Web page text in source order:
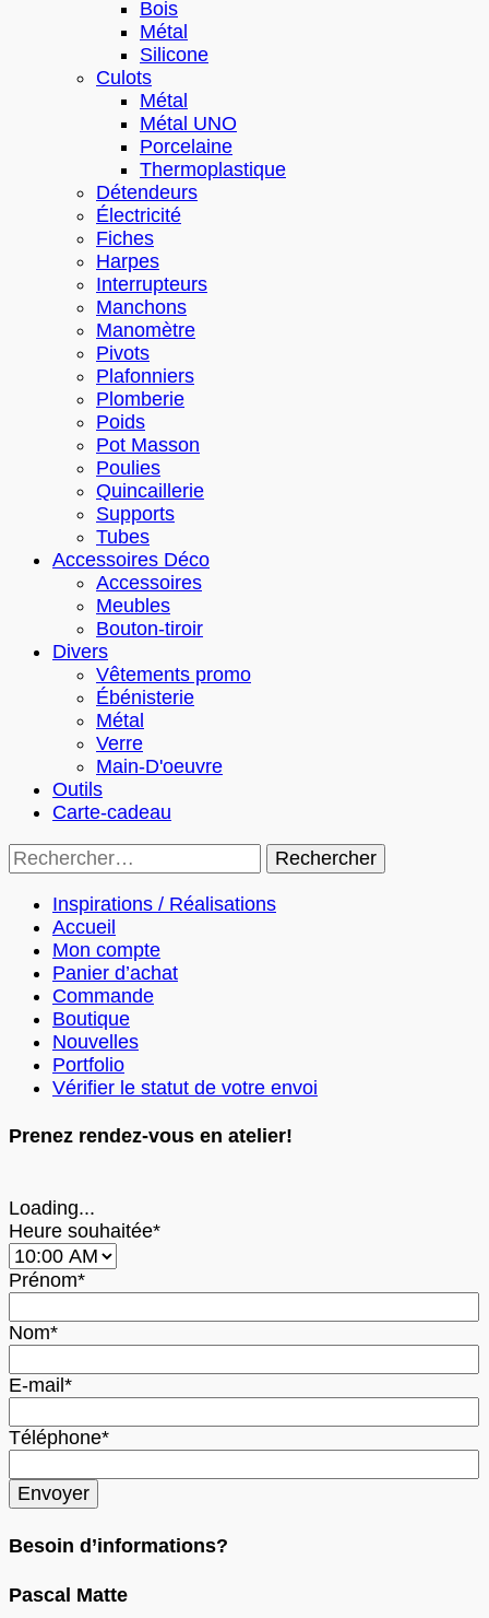
Bois
Métal
Silicone
Culots
Métal
Métal UNO
Porcelaine
Thermoplastique
Détendeurs
Électricité
Fiches
Harpes
Interrupteurs
Manchons
Manomètre
Pivots
Plafonniers
Plomberie
Poids
Pot Masson
Poulies
Quincaillerie
Supports
Tubes
Accessoires Déco
Accessoires
Meubles
Bouton-tiroir
Divers
Vêtements promo
Ébénisterie
Métal
Verre
Main-D'oeuvre
Outils
Carte-cadeau
Rechercher :
Inspirations / Réalisations
Accueil
Mon compte
Panier d’achat
Commande
Boutique
Nouvelles
Portfolio
Vérifier le statut de votre envoi
Prenez rendez-vous en atelier!
Loading...
Heure souhaitée*
Prénom*
Nom*
E-mail*
Téléphone*
Besoin d’informations?
Pascal Matte